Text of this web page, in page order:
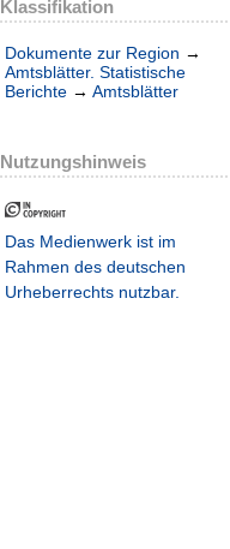
Klassifikation
Dokumente zur Region →
Amtsblätter. Statistische
Berichte → Amtsblätter
Nutzungshinweis
Das Medienwerk ist im
Rahmen des deutschen
Urheberrechts nutzbar.